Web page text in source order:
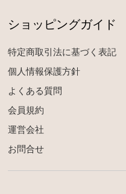
ショッピングガイド
特定商取引法に基づく表記
個人情報保護方針
よくある質問
会員規約
運営会社
お問合せ